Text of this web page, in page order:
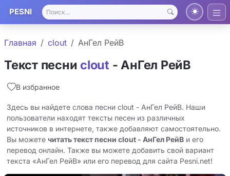
PESNI
Главная clout АнГел РейВ
Текст песни clout - АнГел РейВ
В избранное
Здесь вы найдете слова песни clout - АнГел РейВ. Наши
пользователи находят тексты песен из различных
источников в интернете, также добавляют самостоятельно.
Вы можете читать текст песни clout - АнГел РейВ и его
перевод онлайн. Также вы можете добавить свой вариант
текста «АнГел РейВ» или его перевод для сайта Pesni.net!